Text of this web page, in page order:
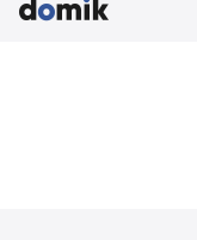


